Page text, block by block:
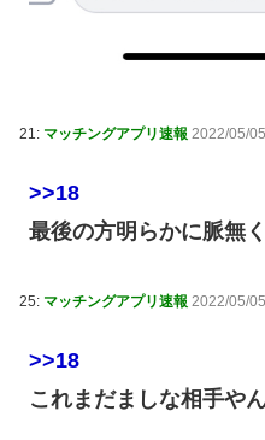
21: マッチングアプリ速報 2022/05/
>>18
最後の方明らかに脈無
25: マッチングアプリ速報 2022/05/
>>18
これまだましな相手や